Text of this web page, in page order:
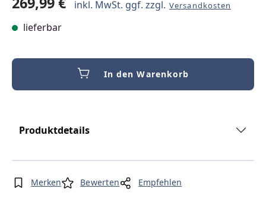
inkl. MwSt. ggf. zzgl. Versandkosten
lieferbar
In den Warenkorb
Produktdetails
Merken Bewerten Empfehlen